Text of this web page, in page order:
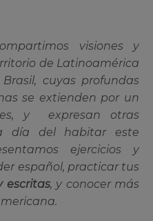
visiones y
de Latinoamérica
Brasil, cuyas profundas
se extienden por un
y expresan otras
día del habitar este
ejercicios y
español, practicar tus
escritas, y conocer más